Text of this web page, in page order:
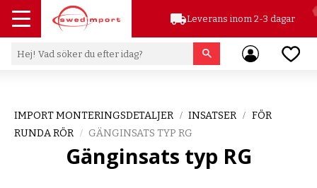
Meny
local_shippingLeverans inom 2-3 dagar
IMPORT MONTERINGSDETALJER INSATSER
FÖR
RUNDA RÖR
GÄNGINSATS TYP RG
Gänginsats typ RG